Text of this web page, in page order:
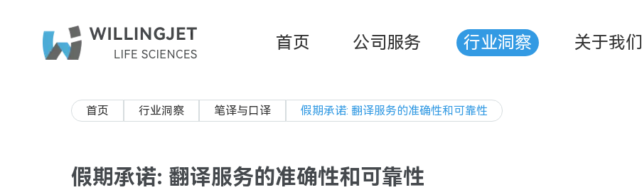
首页 公司服务 行业洞察 关于我们
首页 行业洞察 笔译与口译 假期承诺: 翻译服务的准确性和可靠性
假期承诺: 翻译服务的准确性和可靠性